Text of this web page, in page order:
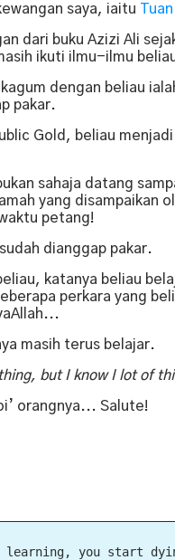
saya, iaitu
dari buku Azizi Ali
ikuti ilmu-ilmu
dengan beliau
pakar.
Gold, beliau
sahaja datang
yang disampaikan
petang!
dianggap pakar.
katanya beliau
perkara yang
masih terus belajar.
but I know I lot of
orangnya... Salute!
learning, you start